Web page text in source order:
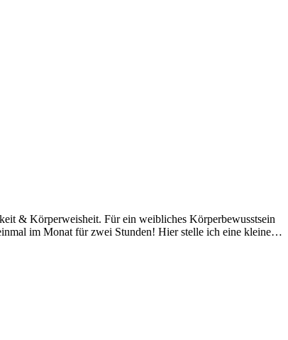
& Körperweisheit. Für ein weibliches Körperbewusstsein
im Monat für zwei Stunden! Hier stelle ich eine kleine…